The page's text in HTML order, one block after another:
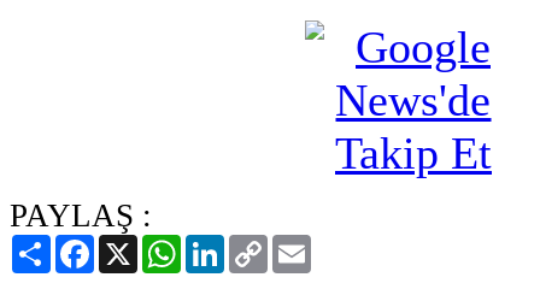
PAYLAŞ :
PaylaşFacebook
X WhatsAppLinkedIn
Copy
Link